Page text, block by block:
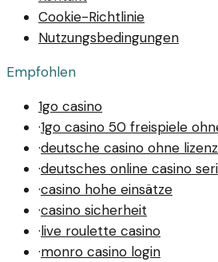
Cookie-Richtlinie
Nutzungsbedingungen
Empfohlen
1go casino
·1go casino 50 freispiele
·deutsche casino ohne lizenz
·deutsches online casino
·casino hohe einsätze
·casino sicherheit
·live roulette casino
·monro casino login